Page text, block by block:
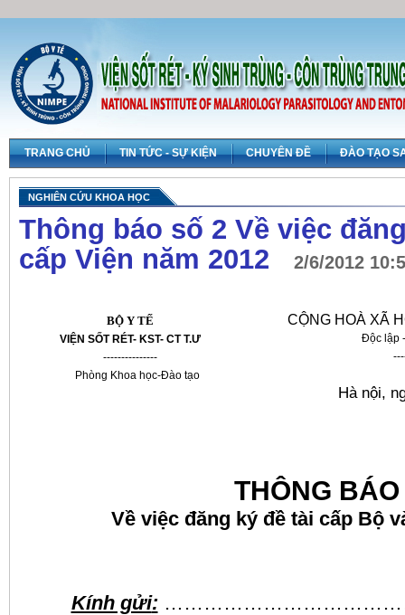
TRANG CHỦ TIN TỨC - SỰ KIỆN CHUYÊN ĐỀ ĐÀO TẠO
NGHIÊN CỨU KHOA HỌC
Thông báo số 2 Về việc
cấp Viện năm 2012
2/6/2012
BỘ Y TẾ
VIỆN SỐT RÉT- KST- CTT.Ư
---------------
Phòng Khoa học-Đào tạo
CỘNG HOÀ XÃ
Độc lập
Hà nội,
THÔNG
Về việc đăng ký đề tài cấp Bộ
Kính gửi: